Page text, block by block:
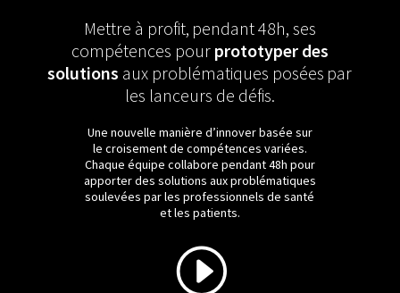
Mettre à profit, pendant 48h, ses
compétences pour prototyper des
solutions aux problématiques posées par
les lanceurs de défis.
Une nouvelle manière d’innover basée sur
le croisement de compétences variées.
Chaque équipe collabore pendant 48h pour
apporter des solutions aux problématiques
soulevées par les professionnels de santé
et les patients.